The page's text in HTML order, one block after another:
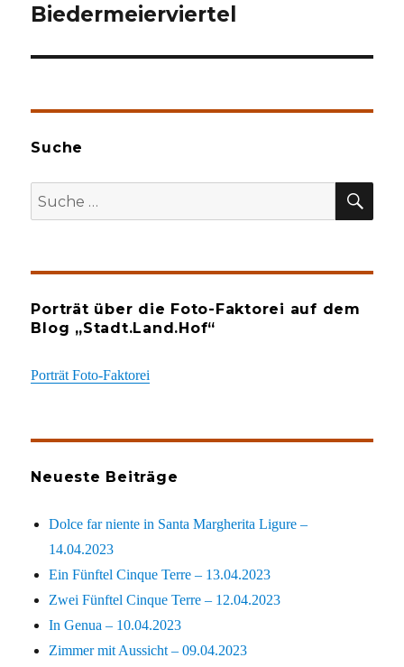
Biedermeierviertel
Suche
Suche
nach:
Porträt über die Foto-Faktorei auf dem
Blog „Stadt.Land.Hof“
Porträt Foto-Faktorei
Neueste Beiträge
Dolce far niente in Santa Margherita Ligure –
14.04.2023
Ein Fünftel Cinque Terre – 13.04.2023
Zwei Fünftel Cinque Terre – 12.04.2023
In Genua – 10.04.2023
Zimmer mit Aussicht – 09.04.2023